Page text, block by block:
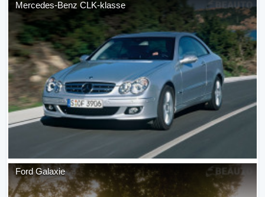
Mercedes-Benz CLK-klasse
Ford Galaxie